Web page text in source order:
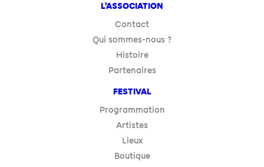
L'ASSOCIATION
Contact
Qui sommes-nous ?
Histoire
Partenaires
FESTIVAL
Programmation
Artistes
Lieux
Boutique